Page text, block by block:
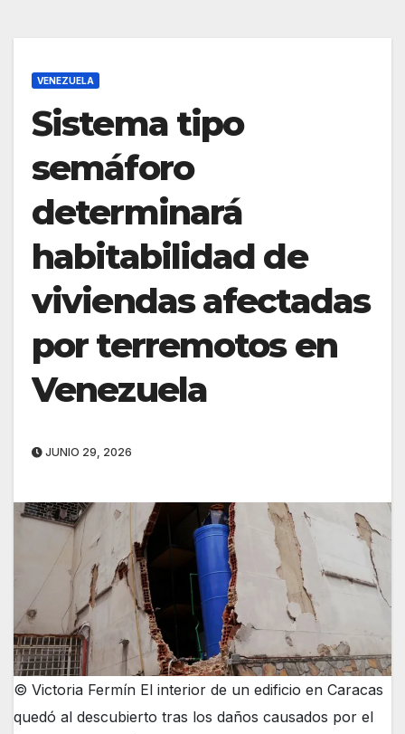
VENEZUELA
Sistema tipo
semáforo
determinará
habitabilidad de
viviendas afectadas
por terremotos en
Venezuela
JUNIO 29, 2026
© Victoria Fermín El interior de un edificio en Caracas
quedó al descubierto tras los daños causados ​​por el